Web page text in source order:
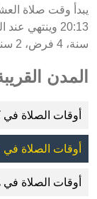
يبدأ وقت صلاة
سنة، 4 فرض، 2 سنة، 2 نفل، 3 وتر و2 نفل.
المدن
أوقات الصلاة في
أوقات الصلاة في
أوقات الصلاة